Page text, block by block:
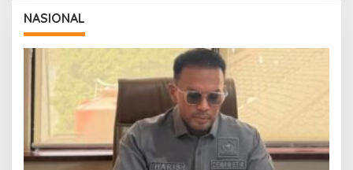
NASIONAL